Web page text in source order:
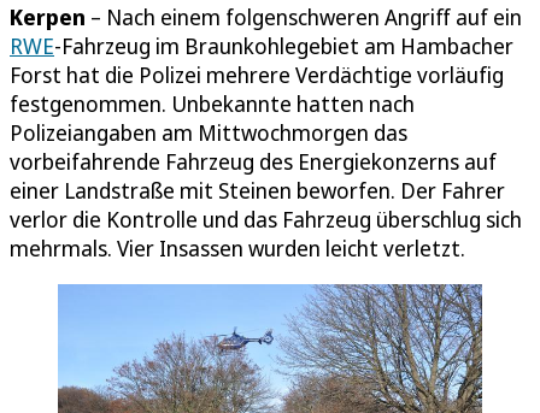
Kerpen – Nach einem folgenschweren Angriff auf ein
RWE-Fahrzeug im Braunkohlegebiet am Hambacher
Forst hat die Polizei mehrere Verdächtige vorläufig
festgenommen. Unbekannte hatten nach
Polizeiangaben am Mittwochmorgen das
vorbeifahrende Fahrzeug des Energiekonzerns auf
einer Landstraße mit Steinen beworfen. Der Fahrer
verlor die Kontrolle und das Fahrzeug überschlug sich
mehrmals. Vier Insassen wurden leicht verletzt.